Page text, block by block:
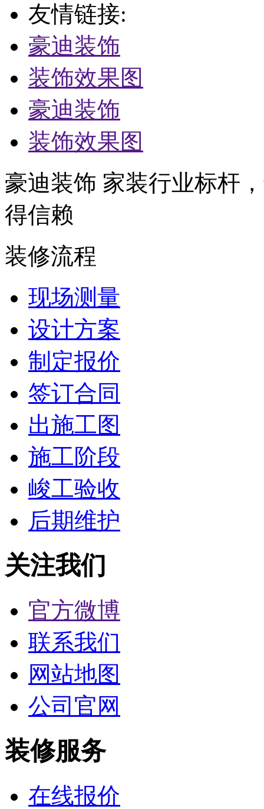
友情链接:
豪迪装饰
装饰效果图
豪迪装饰
装饰效果图
豪迪装饰 家装行业标杆
得信赖
装修流程
现场测量
设计方案
制定报价
签订合同
出施工图
施工阶段
峻工验收
后期维护
关注我们
官方微博
联系我们
网站地图
公司官网
装修服务
在线报价